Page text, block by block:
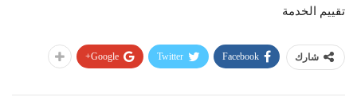
تقييم الخدمة
شارك Facebook
Twitter
Google+